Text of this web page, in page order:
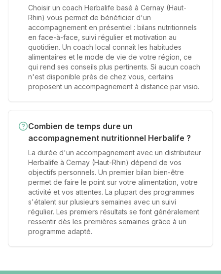
Choisir un coach Herbalife basé à Cernay (Haut-
Rhin) vous permet de bénéficier d'un
accompagnement en présentiel : bilans nutritionnels
en face-à-face, suivi régulier et motivation au
quotidien. Un coach local connaît les habitudes
alimentaires et le mode de vie de votre région, ce
qui rend ses conseils plus pertinents. Si aucun coach
n'est disponible près de chez vous, certains
proposent un accompagnement à distance par visio.
Combien de temps dure un
accompagnement nutritionnel Herbalife ?
La durée d'un accompagnement avec un distributeur
Herbalife à Cernay (Haut-Rhin) dépend de vos
objectifs personnels. Un premier bilan bien-être
permet de faire le point sur votre alimentation, votre
activité et vos attentes. La plupart des programmes
s'étalent sur plusieurs semaines avec un suivi
régulier. Les premiers résultats se font généralement
ressentir dès les premières semaines grâce à un
programme adapté.